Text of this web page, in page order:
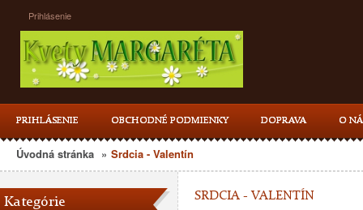
Prihlásenie
PRIHLÁSENIE OBCHODNÉ PODMIENKY DOPRAVA O
Úvodná stránka » Srdcia - Valentín
Kategórie SRDCIA - VALENTÍN